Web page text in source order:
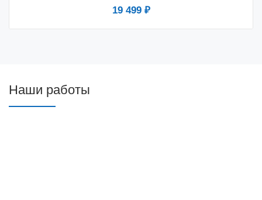
19 499 ₽
Наши работы